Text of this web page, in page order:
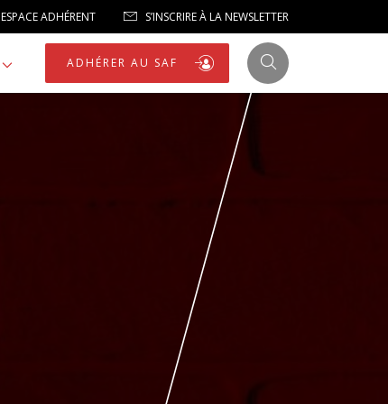
ESPACE ADHÉRENT S’INSCRIRE À LA NEWSLETTER
ADHÉRER AU SAF